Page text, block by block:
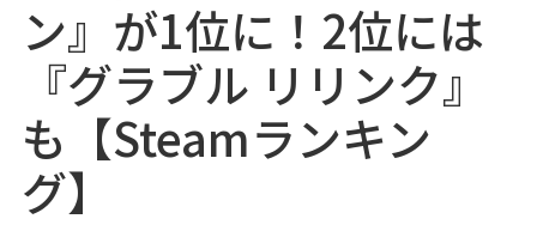
ン』が1位に！2位には
『グラブル リリンク』
も【Steamランキン
グ】